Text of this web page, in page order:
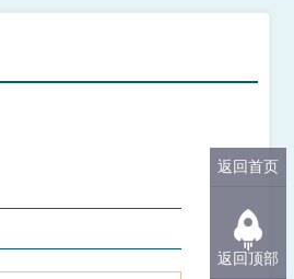
返回首页
返回顶部